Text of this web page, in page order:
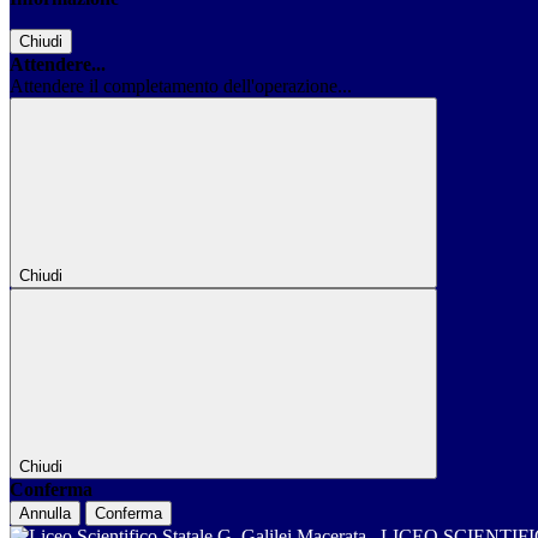
Chiudi
Attendere...
Attendere il completamento dell'operazione...
Chiudi
Chiudi
Conferma
Annulla Conferma